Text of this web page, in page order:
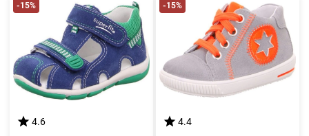
-15%
4.6
-15%
4.4